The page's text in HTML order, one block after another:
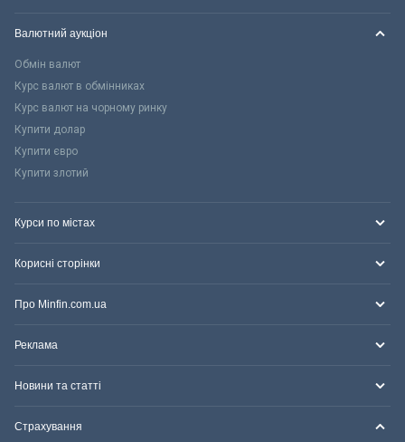
Валютний аукціон
Обмін валют
Курс валют в обмінниках
Курс валют на чорному ринку
Купити долар
Купити євро
Купити злотий
Курси по містах
Корисні сторінки
Про Minfin.com.ua
Реклама
Новини та статті
Страхування